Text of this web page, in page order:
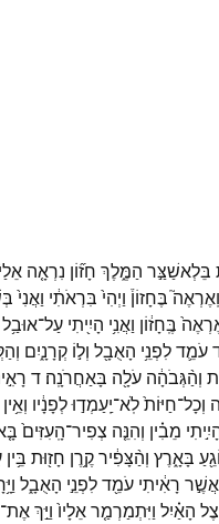
בֵּלְאשַׁצַּ֣ר הַמֶּ֑לֶךְ חָז֞וֹן נִרְאָ֤ה
וָֽאֶרְאֶה֮ בֶּחָזוֹן֒ וַיְהִי֙ בִּרְאֹתִ֔י וַאֲנִי֙
בֶּֽחָז֔וֹן וַאֲנִ֥י הָיִ֖יתִי עַל־אוּבַ֥ל
עֹמֵ֛דלִפְנֵ֥י הָאֻבָ֖ל וְל֣וֹ קְרָנָ֑יִם
וְהַ֨גְּבֹהָ֔ה עֹלָ֖ה בָּאַחֲרֹנָֽה׃ ד
וְכָל־חַיּוֹת֙לֹֽא־יַֽעַמְד֣וּלְפָנָ֔יו וְאֵ֥ין
מֵבִ֗ין וְהִנֵּ֤ה צְפִיר־הָֽעִזִּים֙
בָּאָ֑רֶץ וְהַ֨צָּפִ֔ירקֶ֥רֶן חָז֖וּת בֵּ֥ין
אֲשֶׁ֣ר רָאִ֔יתִי עֹמֵ֖דלִפְנֵ֣י הָאֻבָ֑ל
הָאַ֗יִל וַיִּתְמַרְמַ֤ראֵלָיו֙ וַיַּ֣ךְאֶת־